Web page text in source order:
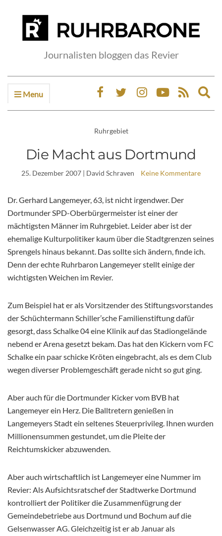
Journalisten bloggen das Revier
Menu
Ruhrgebiet
Die Macht aus Dortmund
25. Dezember 2007 | David Schraven Keine Kommentare
Dr. Gerhard Langemeyer, 63, ist nicht irgendwer. Der
Dortmunder SPD-Oberbürgermeister ist einer der
mächtigsten Männer im Ruhrgebiet. Leider aber ist der
ehemalige Kulturpolitiker kaum über die Stadtgrenzen seines
Sprengels hinaus bekannt. Das sollte sich ändern, finde ich.
Denn der echte Ruhrbaron Langemeyer stellt einige der
wichtigsten Weichen im Revier.
Zum Beispiel hat er als Vorsitzender des Stiftungsvorstandes
der Schüchtermann Schiller’sche Familienstiftung dafür
gesorgt, dass Schalke 04 eine Klinik auf das Stadiongelände
nebend er Arena gesetzt bekam. Das hat den Kickern vom FC
Schalke ein paar schicke Kröten eingebracht, als es dem Club
wegen diverser Problemgeschäft gerade nicht so gut ging.
Aber auch für die Dortmunder Kicker vom BVB hat
Langemeyer ein Herz. Die Balltretern genießen in
Langemeyers Stadt ein seltenes Steuerprivileg. Ihnen wurden
Millionensummen gestundet, um die Pleite der
Reichtumskicker abzuwenden.
Aber auch wirtschaftlich ist Langemeyer eine Nummer im
Revier: Als Aufsichtsratschef der Stadtwerke Dortmund
kontrolliert der Politiker die Zusammenfügrung der
Gemeindebetriebe aus Dortmund und Bochum auf die
Gelsenwasser AG. Gleichzeitig ist er ab Januar als